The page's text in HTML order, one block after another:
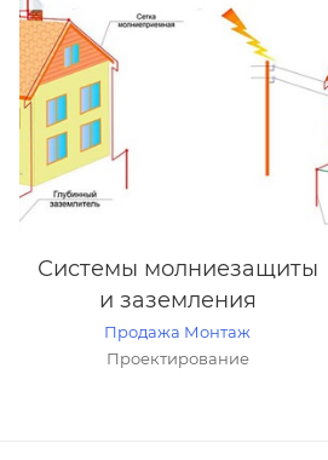
Системы молниезащиты
и заземления
Продажа Монтаж
Проектирование